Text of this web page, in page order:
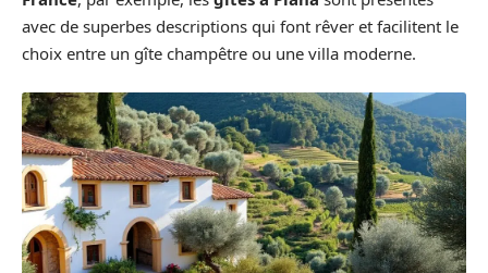
avec de superbes descriptions qui font rêver et facilitent le
choix entre un gîte champêtre ou une villa moderne.